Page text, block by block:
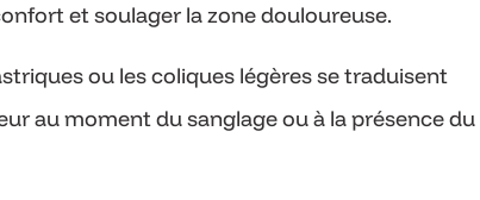
et soulager la zone douloureuse.
ou les coliques légères se traduisent
au moment du sanglage ou à la présence du